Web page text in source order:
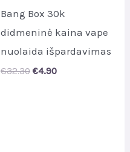
Bang Box 30k
didmeninė kaina vape
nuolaida išpardavimas
€32.30 Original
€4.90Current